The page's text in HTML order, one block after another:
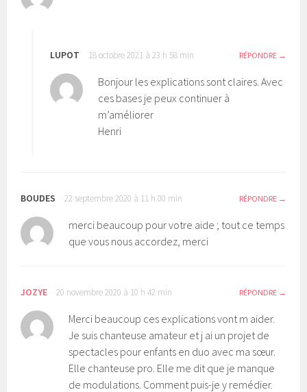
LUPOT 18 octobre 2021 à 23 h 58 min RÉPONDRE
Bonjour les explications sont claires. Avec
ces bases je peux continuer à
m’améliorer
Henri
BOUDES 22 septembre 2020 à 11 h 00 min RÉPONDRE
merci beaucoup pour votre aide ; tout ce temps
que vous nous accordez, merci
JOZYE 20 novembre 2020 à 10 h 42 min RÉPONDRE
Merci beaucoup ces explications vont m aider.
Je suis chanteuse amateur et j ai un projet de
spectacles pour enfants en duo avec ma sœur.
Elle chanteuse pro. Elle me dit que je manque
de modulations. Comment puis-je y remédier.